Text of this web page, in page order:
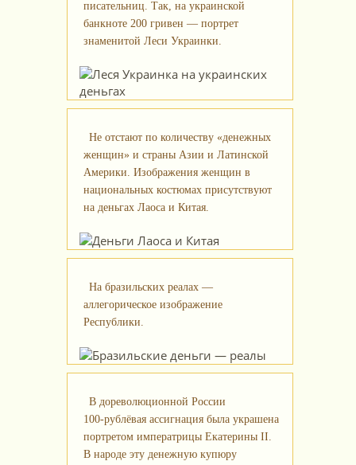
писательниц. Так, на украинской
банкноте 200 гривен — портрет
знаменитой Леси Украинки.
Не отстают по количеству «денежных
женщин» и страны Азии и Латинской
Америки. Изображения женщин в
национальных костюмах присутствуют
на деньгах Лаоса и Китая.
На бразильских реалах —
аллегорическое изображение
Республики.
В дореволюционной России
100‑рублёвая ассигнация была украшена
портретом императрицы Екатерины II.
В народе эту денежную купюру